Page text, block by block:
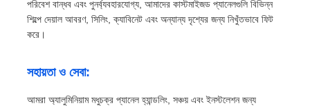
পরিবেশ বান্ধব এবং পুনর্ব্যবহারযোগ্য, আমাদের কাস্টমাইজড প্যানেলগুলি বিভিন্ন
শিল্পে দেয়াল আবরণ, সিলিং, ক্যাবিনেট এবং অন্যান্য দৃশ্যের জন্য নিখুঁতভাবে ফিট
করে।
সহায়তা ও সেবা:
আমরা অ্যালুমিনিয়াম মধুচক্র প্যানেল হ্যান্ডলিং, সঞ্চয় এবং ইনস্টলেশন জন্য